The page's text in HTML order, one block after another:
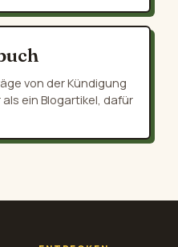
von der Kündigung
ein Blogartikel, dafür